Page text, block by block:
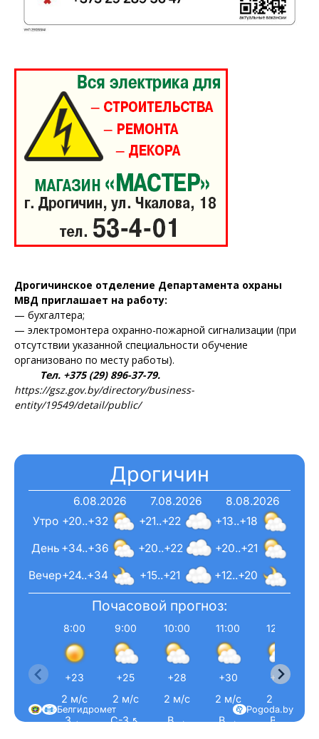
"Драгічынскі Веснік"
ПОДПИСАТЬСЯ
Редакция "ДВ"
Наша гісторыя
Электронные обращения
Дрогичинское отделение Департамента охраны
МВД приглашает на работу:
— бухгалтера;
— электромонтера охранно-пожарной сигнализации (при
отсутствии указанной специальности обучение
организовано по месту работы).
Тел. +375 (29) 896-37-79.
https://gsz.gov.by/directory/business-
entity/19549/detail/public/
Дрогичин
6.08.2026
+20..+32
+34..+36
+24..+34
7.08.2026
+21..+22
+20..+22
+15..+21
8.08.2026
+13..+18
+20..+21
+12..+20
Вечер
День
Утро
Почасовой прогноз:
8:00
+23
2 м/с
З ←
9:00
+25
2 м/с
С-З ↖
10:00
+28
2 м/с
В →
11:00
+30
2 м/с
В →
12:00
+32
2 м/с
В →
Pogoda.by
Белгидромет